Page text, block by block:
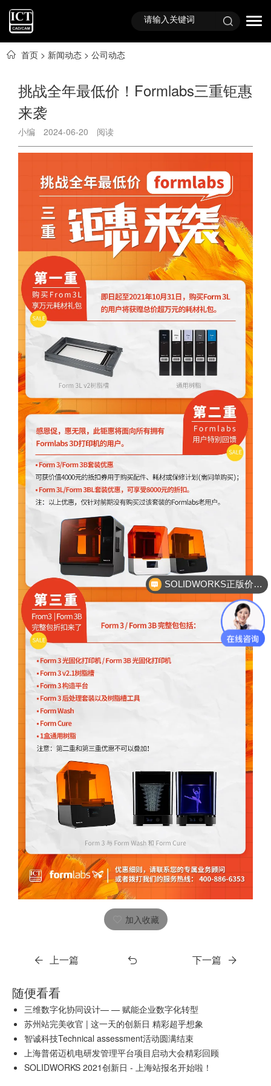
首页 > 新闻动态 > 公司动态
挑战全年最低价！Formlabs三重钜惠
来袭
小编 2024-06-20 阅读
加入收藏
上一篇 下一篇
随便看看
三维数字化协同设计— — 赋能企业数字化转型
苏州站完美收官 | 这一天的创新日 精彩超乎想象
智诚科技Technical assessment活动圆满结束
上海普偌迈机电研发管理平台项目启动大会精彩回顾
SOLIDWORKS 2021创新日 - 上海站报名开始啦！
SOLIDWORKS正版价格？